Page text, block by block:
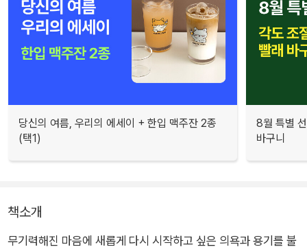
당신의 여름, 우리의 에세이 + 한입 맥주잔 2종
(택1)
8월 특별
바구니
책소개
무기력해진 마음에 새롭게 다시 시작하고 싶은 의욕과 용기를 불